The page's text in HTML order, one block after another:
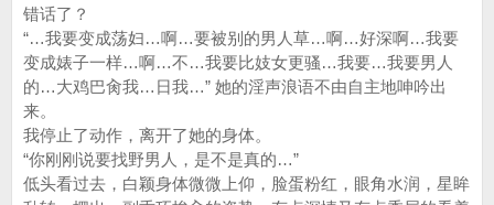
错话了？
“…我要变成荡妇…啊…要被别的男人草…啊…好深啊…我要
变成婊子一样…啊…不…我要比妓女更骚…我要…我要男人
的…大鸡巴肏我…日我…” 她的淫声浪语不由自主地呻吟出
来。
我停止了动作，离开了她的身体。
“你刚刚说要找野男人，是不是真的…”
低头看过去，白颖身体微微上仰，脸蛋粉红，眼角水润，星眸